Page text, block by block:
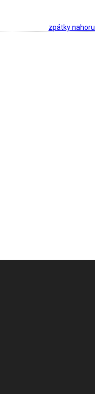
zpátky nahoru